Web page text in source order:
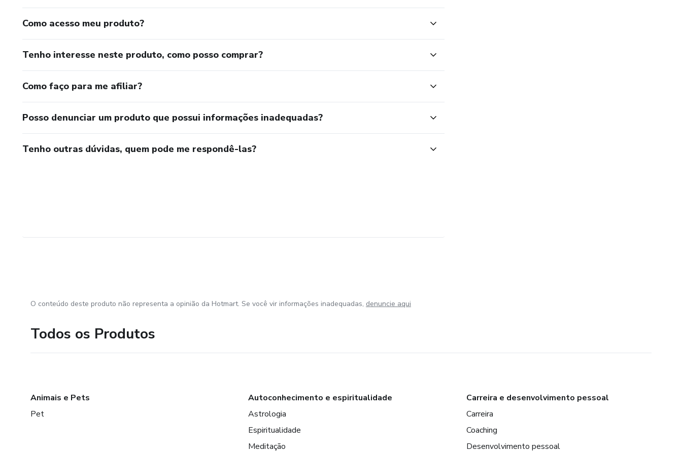
Como acesso meu produto?
Tenho interesse neste produto, como posso comprar?
Como faço para me afiliar?
Posso denunciar um produto que possui informações inadequadas?
Tenho outras dúvidas, quem pode me respondê-las?
O conteúdo deste produto não representa a opinião da Hotmart. Se você vir informações inadequadas, denuncie aqui
Todos os Produtos
Animais e Pets
Pet
Autoconhecimento e espiritualidade
Astrologia
Espiritualidade
Meditação
Carreira e desenvolvimento pessoal
Carreira
Coaching
Desenvolvimento pessoal